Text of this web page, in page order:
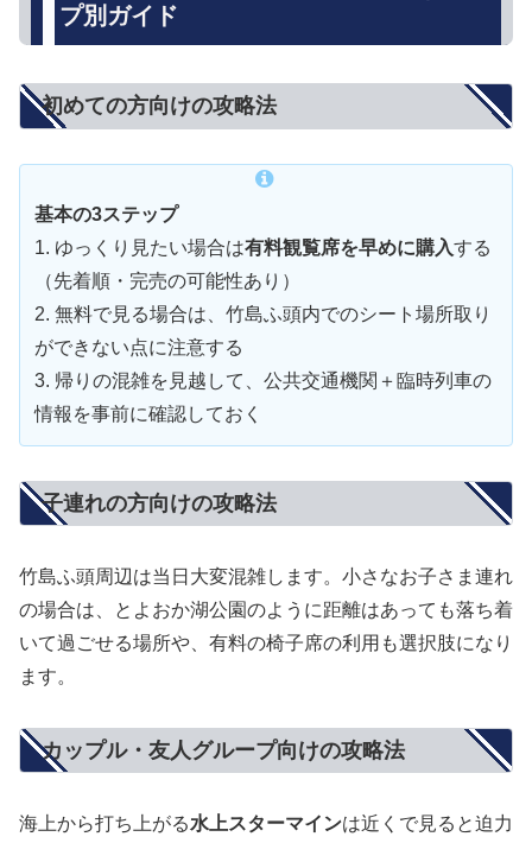
プ別ガイド
初めての方向けの攻略法
基本の3ステップ
1. ゆっくり見たい場合は有料観覧席を早めに購入する
（先着順・完売の可能性あり）
2. 無料で見る場合は、竹島ふ頭内でのシート場所取り
ができない点に注意する
3. 帰りの混雑を見越して、公共交通機関＋臨時列車の
情報を事前に確認しておく
子連れの方向けの攻略法
竹島ふ頭周辺は当日大変混雑します。小さなお子さま連れ
の場合は、とよおか湖公園のように距離はあっても落ち着
いて過ごせる場所や、有料の椅子席の利用も選択肢になり
ます。
カップル・友人グループ向けの攻略法
海上から打ち上がる水上スターマインは近くで見ると迫力